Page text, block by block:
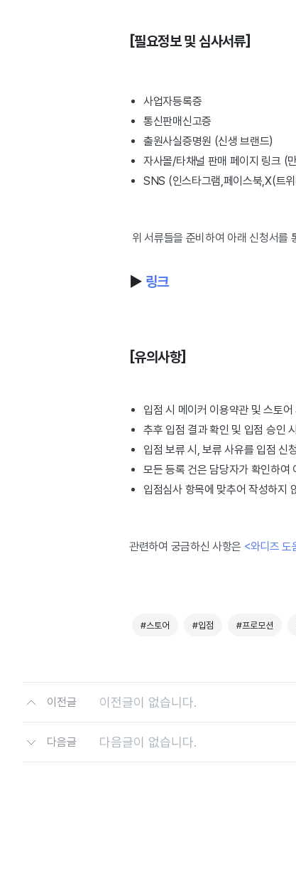
[필요정보 및 심사서류]
사업자등록증
통신판매신고증
출원사실증명원 (신생 브랜드)
자사몰/타채널 판매 페이지 링크 (
SNS (인스타그램,페이스북,X(트
위 서류들을 준비하여 아래 신청서를
▶ 링크
[유의사항]
입점 시 메이커 이용약관 및 스토
추후 입점 결과 확인 및 입점 승인
입점 보류 시, 보류 사유를 입점 신
모든 등록 건은 담당자가 확인하여
입점심사 항목에 맞추어 작성하지
관련하여 궁금하신 사항은 <와디즈 도
#스토어 #입점 #프로모션
이전글 이전글이 없습니다.
다음글 다음글이 없습니다.